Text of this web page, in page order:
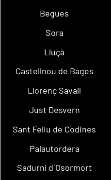
Begues
Sora
Lluçà
Castellnou de Bages
Llorenç Savall
Just Desvern
Sant Feliu de Codines
Palautordera
Sadurní d´Osormort